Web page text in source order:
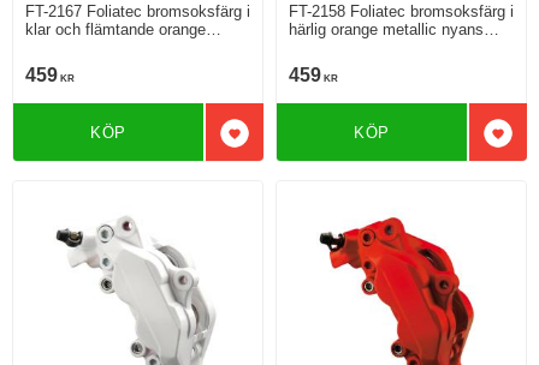
FT-2167 Foliatec bromsoksfärg i
klar och flämtande orange
459 KR
Lägg till i favoriter
KÖP
FT-2158 Foliatec bromsoksfärg i
härlig orange metallic nyans
459 KR
KÖP